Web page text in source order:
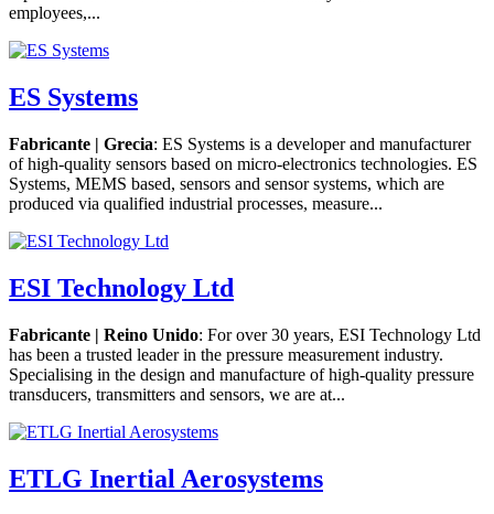
employees,...
ES Systems
Fabricante | Grecia: ES Systems is a developer and manufacturer
of high-quality sensors based on micro-electronics technologies. ES
Systems, MEMS based, sensors and sensor systems, which are
produced via qualified industrial processes, measure...
ESI Technology Ltd
Fabricante | Reino Unido: For over 30 years, ESI Technology Ltd
has been a trusted leader in the pressure measurement industry.
Specialising in the design and manufacture of high-quality pressure
transducers, transmitters and sensors, we are at...
ETLG Inertial Aerosystems